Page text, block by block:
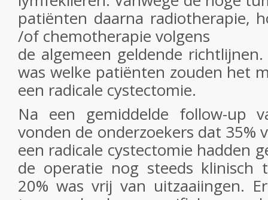
patiënten daarna radiotherapie,
/of chemotherapie volgens
de algemeen geldende
was welke patiënten zouden het
een radicale cystectomie.
Na een gemiddelde follow-up
vonden de onderzoekers dat 35%
een radicale cystectomie hadden
de operatie nog steeds klinisch
20% was vrij van uitzaaiingen.